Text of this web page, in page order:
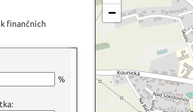
finančních
%
−